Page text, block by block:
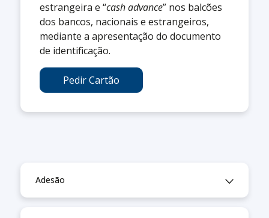
estrangeira e “cash advance” nos balcões
dos bancos, nacionais e estrangeiros,
mediante a apresentação do documento
de identificação.
Pedir Cartão
Adesão